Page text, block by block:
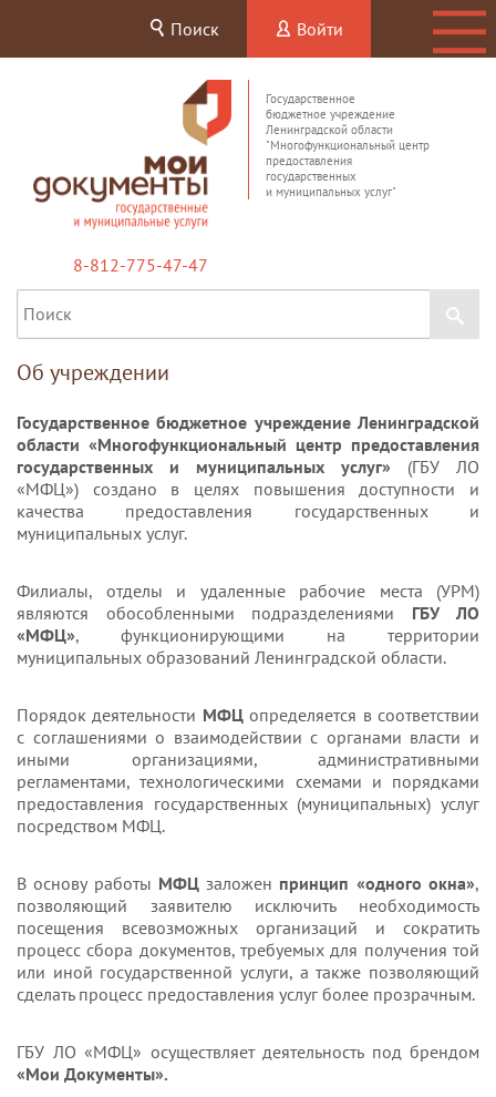
Поиск Войти
Государственное
бюджетное учреждение
Ленинградской области
"Многофункциональный центр
предоставления
государственных
и муниципальных услуг"
8-812-775-47-47
Об учреждении
Государственное бюджетное учреждение Ленинградской
области «Многофункциональный центр предоставления
государственных и муниципальных услуг» (ГБУ ЛО
«МФЦ») создано в целях повышения доступности и
качества предоставления государственных и
муниципальных услуг.
Филиалы, отделы и удаленные рабочие места (УРМ)
являются обособленными подразделениями ГБУ ЛО
«МФЦ», функционирующими на территории
муниципальных образований Ленинградской области.
Порядок деятельности МФЦопределяется в соответствии
с соглашениями о взаимодействии с органами власти и
иными организациями, административными
регламентами, технологическими схемами и порядками
предоставления государственных (муниципальных) услуг
посредством МФЦ.
В основу работы МФЦзаложен принцип «одного окна»,
позволяющий заявителю исключить необходимость
посещения всевозможных организаций и сократить
процесс сбора документов, требуемых для получения той
или иной государственной услуги, а также позволяющий
сделать процесс предоставления услуг более прозрачным.
ГБУ ЛО «МФЦ» осуществляет деятельность под брендом
«Мои Документы».